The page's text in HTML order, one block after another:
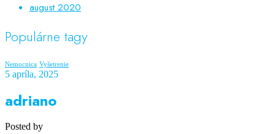
august 2020
Populárne tagy
Nemocnica Vyšetrenie
5 apríla, 2025
adriano
Posted by